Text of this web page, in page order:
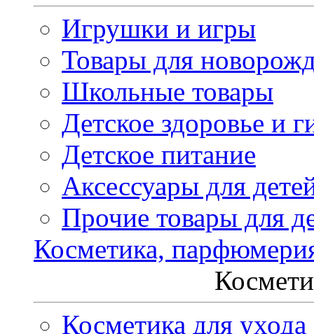
Игрушки и игры
Товары для
Школьные товары
Детское здоровье и
Детское питание
Аксессуары для
Прочие товары для
Косметика,
Косметика для ухода